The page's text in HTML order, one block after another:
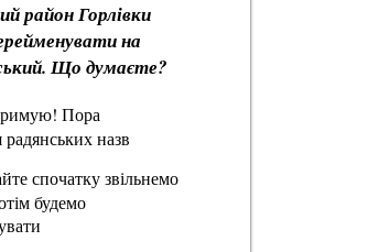
район Горлівки
на
Що думаєте?
Пора
радянських назв
спочатку звільнемо
будемо